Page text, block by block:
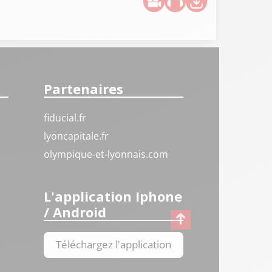
Partenaires
fiducial.fr
lyoncapitale.fr
olympique-et-lyonnais.com
L'application Iphone
/ Android
Téléchargez l'application